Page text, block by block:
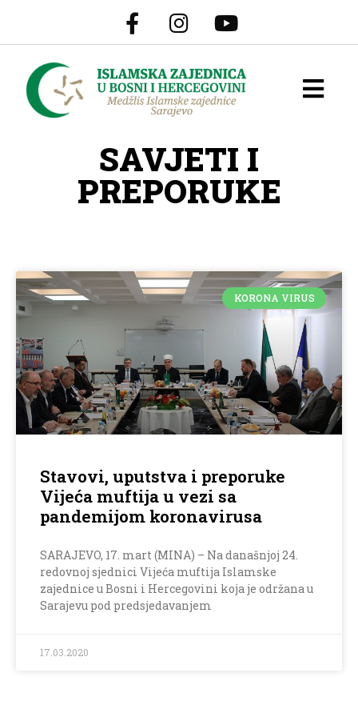
SAVJETI I
PREPORUKE
KORONA VIRUS
Stavovi, uputstva i preporuke
Vijeća muftija u vezi sa
pandemijom koronavirusa
SARAJEVO, 17. mart (MINA) – Na današnjoj 24.
redovnoj sjednici Vijeća muftija Islamske
zajednice u Bosni i Hercegovini koja je održana u
Sarajevu pod predsjedavanjem
17.03.2020